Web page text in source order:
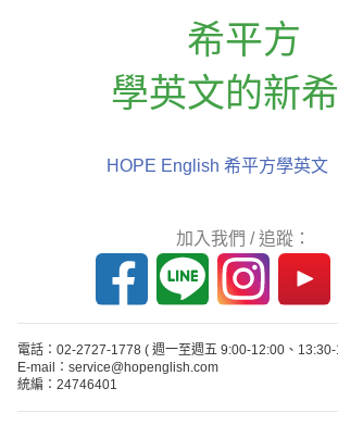
希平方
學英文的新
HOPE English 希平方學英文
加入我們 / 追蹤：
電話：02-2727-1778 ( 週一至週五 9:00-12:00、
E-mail：service@hopenglish.com
統編：24746401